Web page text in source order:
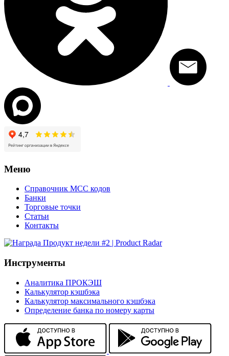
Меню
Справочник MCC кодов
Банки
Торговые точки
Статьи
Контакты
Инструменты
Аналитика ПРОКЭШ
Калькулятор кэшбэка
Калькулятор максимального кэшбэка
Определение банка по номеру карты